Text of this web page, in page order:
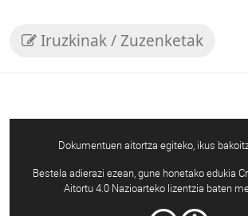
Iruzkinak / Zuzenketak
Dokumentuen aitortza egiteko, ikus
Bestela adierazi ezean, gune honetako edukia
Aitortu 4.0 Nazioarteko lizentzia baten